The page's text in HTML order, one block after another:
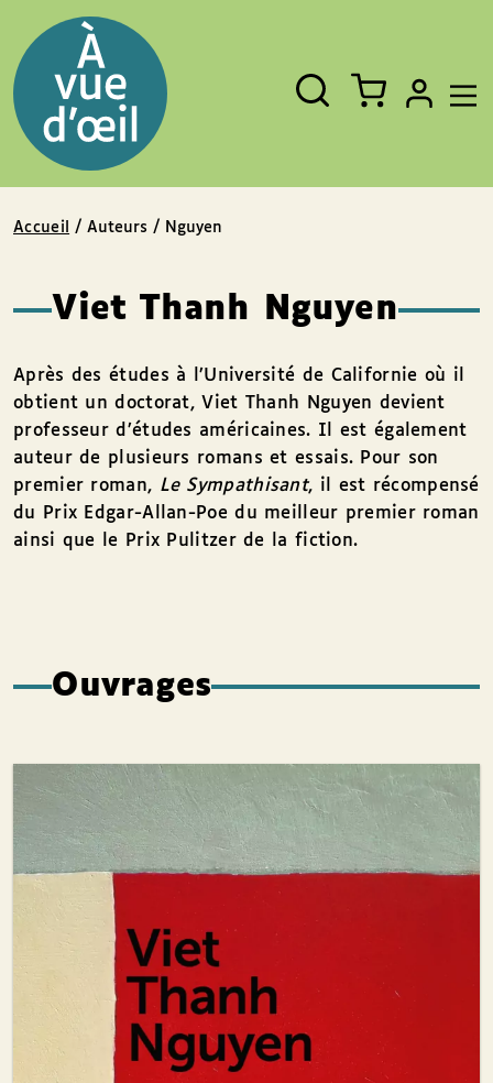
Fermer
Rechercher
un
livre,
un
auteur,
un
EAN
Accueil / Auteurs / Nguyen
Viet Thanh Nguyen
Après des études à l’Université de Californie où il
obtient un doctorat, Viet Thanh Nguyen devient
professeur d’études américaines. Il est également
auteur de plusieurs romans et essais. Pour son
premier roman, Le Sympathisant, il est récompensé
du Prix Edgar-Allan-Poe du meilleur premier roman
ainsi que le Prix Pulitzer de la fiction.
Ouvrages